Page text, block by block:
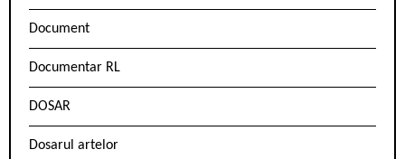
Document
Documentar RL
DOSAR
Dosarul artelor